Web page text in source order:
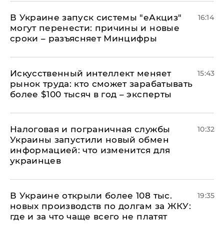
В Украине запуск системы "еАкциз"
могут перенести: причины и новые
сроки – разъясняет Минцифры
16:14
Искусственный интеллект меняет
рынок труда: кто сможет зарабатывать
более $100 тысяч в год – эксперты
15:43
Налоговая и пограничная службы
Украины запустили новый обмен
информацией: что изменится для
украинцев
10:32
В Украине открыли более 108 тыс.
новых производств по долгам за ЖКУ:
где и за что чаще всего не платят
19:35